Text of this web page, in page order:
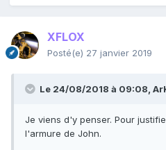
XFLOX
Posté(e) 27 janvier 2019
Le 24/08/2018 à 09:08,
Je viens d'y penser. Pour
l'armure de John.